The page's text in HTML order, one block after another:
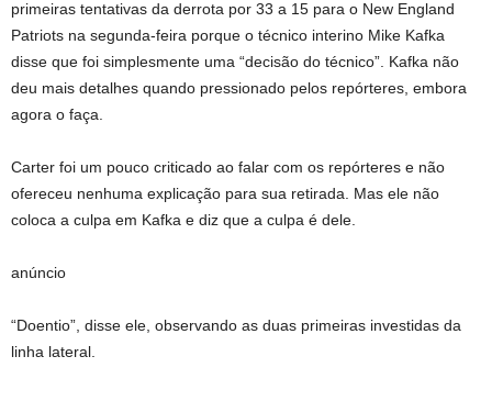
primeiras tentativas da derrota por 33 a 15 para o New England
Patriots na segunda-feira porque o técnico interino Mike Kafka
disse que foi simplesmente uma “decisão do técnico”. Kafka não
deu mais detalhes quando pressionado pelos repórteres, embora
agora o faça.
Carter foi um pouco criticado ao falar com os repórteres e não
ofereceu nenhuma explicação para sua retirada. Mas ele não
coloca a culpa em Kafka e diz que a culpa é dele.
anúncio
“Doentio”, disse ele, observando as duas primeiras investidas da
linha lateral.